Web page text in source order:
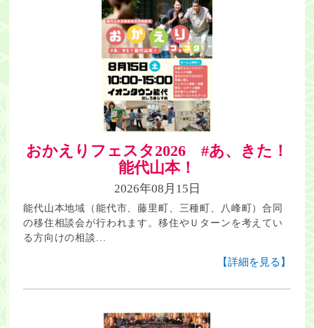
おかえりフェスタ2026 #あ、きた！
能代山本！
2026年08月15日
能代山本地域（能代市、藤里町、三種町、八峰町）合同
の移住相談会が行われます。移住やＵターンを考えてい
る方向けの相談...
【詳細を見る】